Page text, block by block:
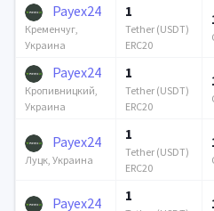
Payex24
Кременчуг,
Украина
1
Tether (USDT)
ERC20
Payex24
Кропивницкий,
Украина
1
Tether (USDT)
ERC20
Payex24
Луцк, Украина
1
Tether (USDT)
ERC20
Payex24 1